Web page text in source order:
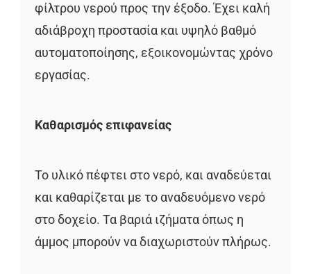
φίλτρου νερού προς την έξοδο. Έχει καλή
αδιάβροχη προστασία και υψηλό βαθμό
αυτοματοποίησης, εξοικονομώντας χρόνο
εργασίας.
Καθαρισμός επιφανείας
Το υλικό πέφτει στο νερό, και αναδεύεται
και καθαρίζεται με το αναδευόμενο νερό
στο δοχείο. Τα βαριά ιζήματα όπως η
άμμος μπορούν να διαχωριστούν πλήρως.